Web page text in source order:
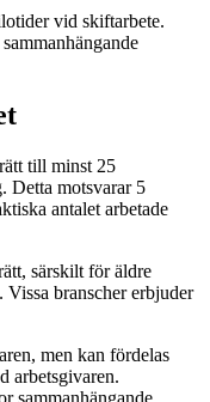
vid skiftarbete.
till minst 25
Detta motsvarar 5
antalet arbetade
särskilt för äldre
Vissa branscher erbjuder
men kan fördelas
arbetsgivaren.